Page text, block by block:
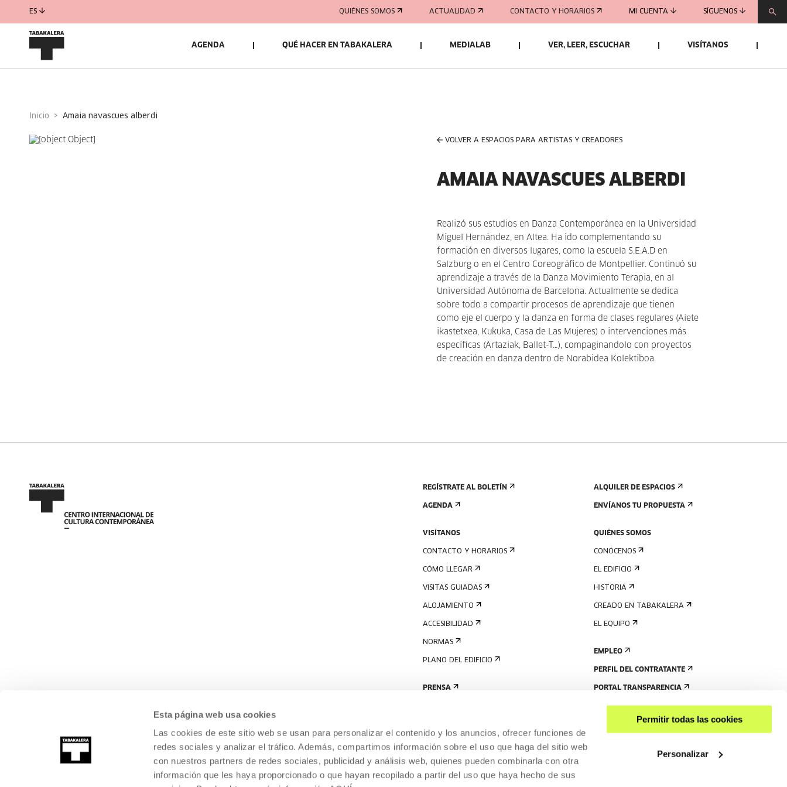
Esta página web usa cookies
Las cookies de este sitio web se usan para personalizar el contenido y los anuncios, ofrecer funciones de
redes sociales y analizar el tráfico. Además, compartimos información sobre el uso que haga del sitio web
con nuestros partners de redes sociales, publicidad y análisis web, quienes pueden combinarla con otra
información que les haya proporcionado o que hayan recopilado a partir del uso que haya hecho de sus
Permitir todas las cookies
Personalizar
ES QUIÉNES SOMOS ACTUALIDAD CONTACTO Y HORARIOS MI CUENTA SÍGUENOS
AGENDA QUÉ HACER EN TABAKALERA MEDIALAB VER, LEER, ESCUCHAR VISÍTANOS
Inicio amaia navascues alberdi
VOLVER A ESPACIOS PARA ARTISTAS Y CREADORES
AMAIA NAVASCUES ALBERDI
Realizó sus estudios en Danza Contemporánea en la Universidad
Miguel Hernández, en Altea. Ha ido complementando su
formación en diversos lugares, como la escuela S.E.A.D en
Salzburg o en el Centro Coreográfico de Montpellier. Continuó su
aprendizaje a través de la Danza Movimiento Terapia, en al
Universidad Autónoma de Barcelona. Actualmente se dedica
sobre todo a compartir procesos de aprendizaje que tienen
como eje el cuerpo y la danza en forma de clases regulares (Aiete
ikastetxea, Kukuka, Casa de Las Mujeres) o intervenciones más
específicas (Artaziak, Ballet-T…), compaginandolo con proyectos
de creación en danza dentro de Norabidea Kolektiboa.
REGÍSTRATE AL BOLETÍN
AGENDA
VISÍTANOS
CONTACTO Y HORARIOS
CÓMO LLEGAR
VISITAS GUIADAS
ALOJAMIENTO
ACCESIBILIDAD
NORMAS
PLANO DEL EDIFICIO
PRENSA
ALQUILER DE ESPACIOS
ENVÍANOS TU PROPUESTA
QUIÉNES SOMOS
CONÓCENOS
EL EDIFICIO
HISTORIA
CREADO EN TABAKALERA
EL EQUIPO
EMPLEO
PERFIL DEL CONTRATANTE
PORTAL TRANSPARENCIA